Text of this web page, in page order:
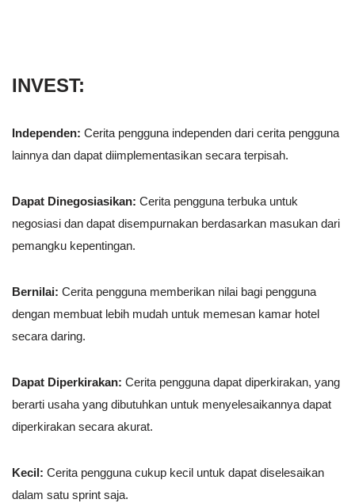
INVEST:
Independen: Cerita pengguna independen dari cerita pengguna
lainnya dan dapat diimplementasikan secara terpisah.
Dapat Dinegosiasikan: Cerita pengguna terbuka untuk
negosiasi dan dapat disempurnakan berdasarkan masukan dari
pemangku kepentingan.
Bernilai: Cerita pengguna memberikan nilai bagi pengguna
dengan membuat lebih mudah untuk memesan kamar hotel
secara daring.
Dapat Diperkirakan: Cerita pengguna dapat diperkirakan, yang
berarti usaha yang dibutuhkan untuk menyelesaikannya dapat
diperkirakan secara akurat.
Kecil: Cerita pengguna cukup kecil untuk dapat diselesaikan
dalam satu sprint saja.